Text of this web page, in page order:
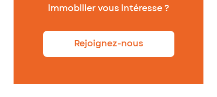
immobilier vous intéresse ?
Rejoignez-nous